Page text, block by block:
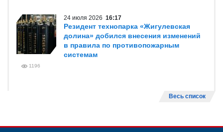
24 июля 2026 16:17
Резидент технопарка «Жигулевская
долина» добился внесения изменений
в правила по противопожарным
системам
1196
Весь список